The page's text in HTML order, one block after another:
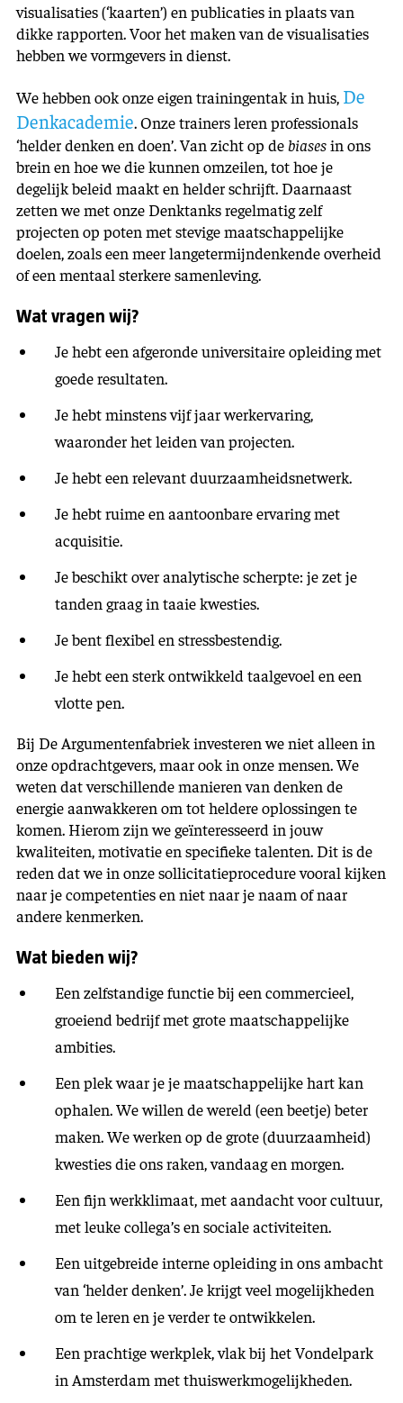
visualisaties (‘kaarten’) en publicaties in plaats van
dikke rapporten. Voor het maken van de visualisaties
hebben we vormgevers in dienst.
We hebben ook onze eigen trainingentak in huis, De
Denkacademie. Onze trainers leren professionals
‘helder denken en doen’. Van zicht op debiasesin ons
brein en hoe we die kunnen omzeilen, tot hoe je
degelijk beleid maakt en helder schrijft. Daarnaast
zetten we met onze Denktanks regelmatig zelf
projecten op poten met stevige maatschappelijke
doelen, zoals een meer langetermijndenkende overheid
of een mentaal sterkere samenleving.
Wat vragen wij?
Je hebt een afgeronde universitaire opleiding met
goede resultaten.
Je hebt minstens vijf jaar werkervaring,
waaronder het leiden van projecten.
Je hebt een relevant duurzaamheidsnetwerk.
Je hebt ruime en aantoonbare ervaring met
acquisitie.
Je beschikt over analytische scherpte: je zet je
tanden graag in taaie kwesties.
Je bent flexibel en stressbestendig.
Je hebt een sterk ontwikkeld taalgevoel en een
vlotte pen.
Bij De Argumentenfabriek investeren we niet alleen in
onze opdrachtgevers, maar ook in onze mensen. We
weten dat verschillende manieren van denken de
energie aanwakkeren om tot heldere oplossingen te
komen. Hierom zijn we geïnteresseerd in jouw
kwaliteiten, motivatie en specifieke talenten. Dit is de
reden dat we in onze sollicitatieprocedure vooral kijken
naar je competenties en niet naar je naam of naar
andere kenmerken.
Wat bieden wij?
Een zelfstandige functie bij een commercieel,
groeiend bedrijf met grote maatschappelijke
ambities.
Een plek waar je je maatschappelijke hart kan
ophalen. We willen de wereld (een beetje) beter
maken. We werken op de grote (duurzaamheid)
kwesties die ons raken, vandaag en morgen.
Een fijn werkklimaat, met aandacht voor cultuur,
met leuke collega’s en sociale activiteiten.
Een uitgebreide interne opleiding in ons ambacht
van ‘helder denken’. Je krijgt veel mogelijkheden
om te leren en je verder te ontwikkelen.
Een prachtige werkplek, vlak bij het Vondelpark
in Amsterdam met thuiswerkmogelijkheden.